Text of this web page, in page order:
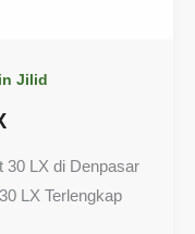
Jilid
30 LX di Denpasar
LX Terlengkap